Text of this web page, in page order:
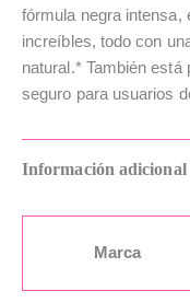
fórmula negra intensa,
increíbles, todo con
natural.* También
seguro para usuarios
Información adicional
Marca